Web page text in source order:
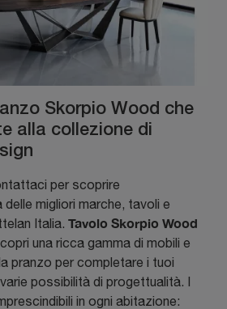
Skorpio Wood che
alla collezione di
per scoprire
migliori marche, tavoli e
Italia. Tavolo Skorpio Wood
una ricca gamma di mobili e
pranzo per completare i tuoi
possibilità di progettualità. I
in ogni abitazione: